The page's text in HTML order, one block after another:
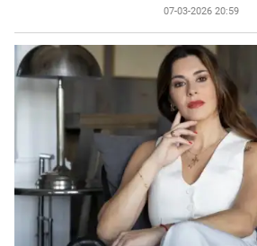
07-03-2026 20:59